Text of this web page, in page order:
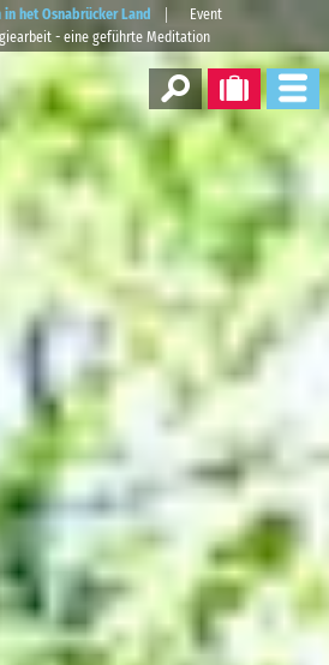
het Osnabrücker Land
Event
- eine geführte Meditation